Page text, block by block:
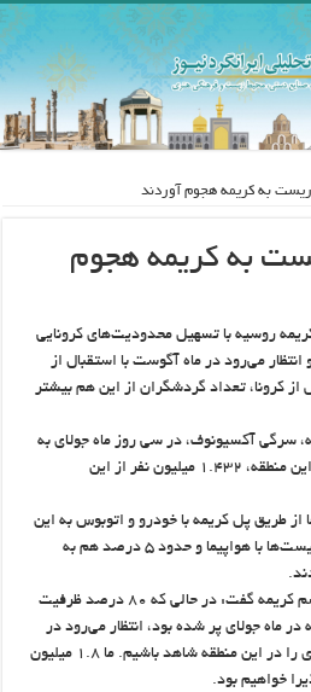
به کریمه هجوم
روسیه با تسهیل محدودیت‌های کرونایی
بود و انتظار می‌رود در ماه آگوست با استقبال از
کرونا، تعداد گردشگران از این هم بیشتر
سرگی آکسیونوف، در سی روز ماه جولای به
دنبال بازگشایی قرنطینه کرونا در این منطقه، ۱.۴۳۲ میلیون نفر از این
از طریق پل کریمه با خودرو و اتوبوس به این
منطقه آمدند. حدود یک سوم توریست‌ها با هواپیما و حدود ۵ درصد هم به
وادیم ولچنکو، وزیر تفرج و توریسم کریمه گفت: در حالی که ۸۰ درصد ظرفیت
ماه جولای پر شده بود، انتظار می‌رود در
ماه آگوست فصل توریست داغ‌تری را در این منطقه شاهد باشیم. ما ۱.۸ میلیون
خواهیم بود.